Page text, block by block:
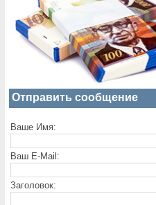
Отправить сообщение
Ваше Имя:
Ваш E-Mail:
Заголовок: